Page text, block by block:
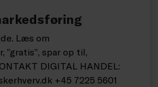
Læs om
”gratis”, spar op til,
DIGITAL HANDEL:
+45 7225 5601